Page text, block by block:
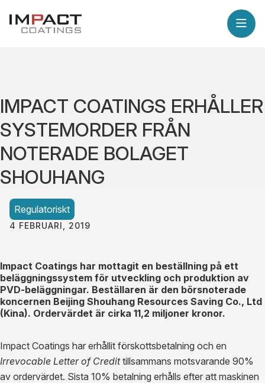
IMPACT COATINGS ERHÅLLER
SYSTEMORDER FRÅN
NOTERADE BOLAGET
SHOUHANG
Regulatoriskt
4 FEBRUARI, 2019
Impact Coatings har mottagit en beställning på ett
beläggningssystem för utveckling och produktion av
PVD-beläggningar. Beställaren är den börsnoterade
koncernen Beijing Shouhang Resources Saving Co., Ltd
(Kina). Ordervärdet är cirka 11,2 miljoner kronor.
Impact Coatings har erhållit förskottsbetalning och en
Irrevocable Letter of Credittillsammans motsvarande 90%
av ordervärdet. Sista 10% betalning erhålls efter att maskinen